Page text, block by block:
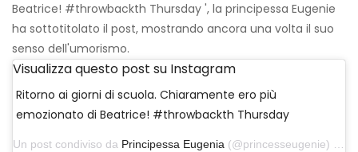
Beatrice! #throwbackth Thursday ', la principessa Eugenie
ha sottotitolato il post, mostrando ancora una volta il suo
senso dell'umorismo.
Visualizza questo post su Instagram
Ritorno ai giorni di scuola. Chiaramente ero più
emozionato di Beatrice! #throwbackth Thursday
Un post condiviso da Principessa Eugenia (@princesseugenie) il 6 settembre 2018 alle 9:07 PDT